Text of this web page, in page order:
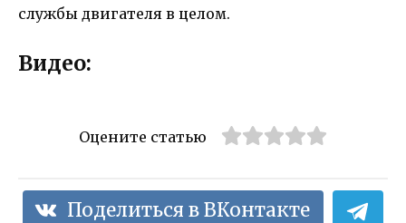
службы двигателя в целом.
Видео:
Оцените статью
Поделиться в ВКонтакте